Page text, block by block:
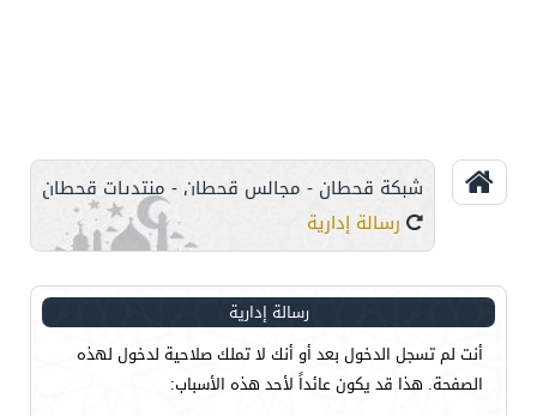
شبكة قحطان - مجالس قحطان - منتديات قحطان
رسالة إدارية
رسالة إدارية
أنت لم تسجل الدخول بعد أو أنك لا تملك صلاحية لدخول لهذه
الصفحة. هذا قد يكون عائداً لأحد هذه الأسباب: